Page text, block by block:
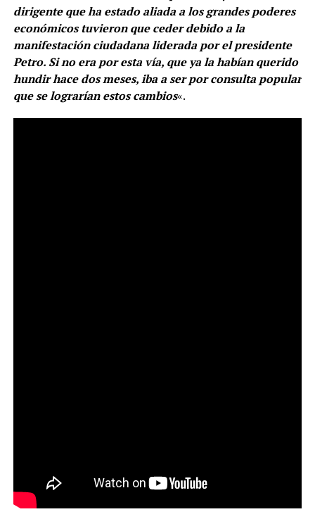
dirigente que ha estado aliada a los grandes poderes
económicos tuvieron que ceder debido a la
manifestación ciudadana liderada por el presidente
Petro. Si no era por esta vía, que ya la habían querido
hundir hace dos meses, iba a ser por consulta popular
que se lograrían estos cambios«.